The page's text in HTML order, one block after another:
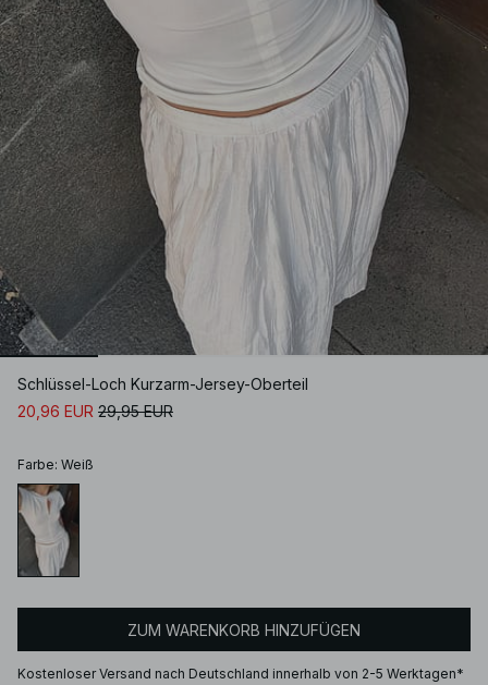
Schlüssel-Loch Kurzarm-Jersey-Oberteil
20,96 EUR 29,95 EUR
Farbe: Weiß
ZUM WARENKORB HINZUFÜGEN
Kostenloser Versand nach Deutschland innerhalb von 2-5 Werktagen*